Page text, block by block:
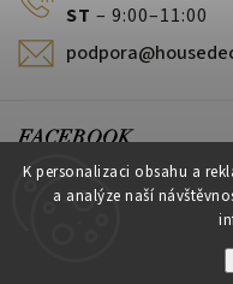
K personalizaci obsahu a
a analýze naší
ST – 9:00–11:00
FACEBOOK